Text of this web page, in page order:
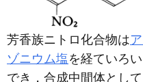
芳香族ニトロ化合物は
ゾニウム塩 を経ていろ
でき，合成中間体とし